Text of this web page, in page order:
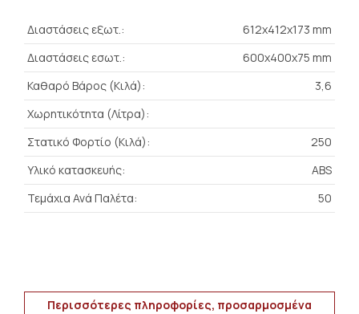
Διαστάσεις εξωτ.:
612x412x173 mm
Διαστάσεις εσωτ.:
600x400x75 mm
Καθαρό Βάρος (Κιλά):
3,6
Χωρητικότητα (Λίτρα):
Στατικό Φορτίο (Κιλά):
250
Υλικό κατασκευής:
ABS
Τεμάχια Ανά Παλέτα:
50
Περισσότερες πληροφορίες, προσαρμοσμένα